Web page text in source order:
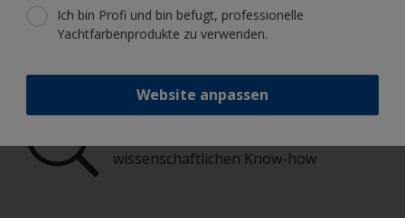
Ich bin Profi und bin befugt, professionelle
Yachtfarbenprodukte zu verwenden.
Website anpassen
Erhalten Sie allen notwendigen
Support, um Anstricharbeiten mit
Profitieren Sie von unserer ständigen
wissenschaftlichen Know-how